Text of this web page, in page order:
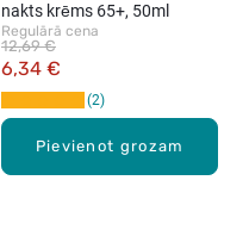
Pievienot grozam
nakts krēms 65+, 50ml
Regulārā cena
6,34 €
12,69 €
2